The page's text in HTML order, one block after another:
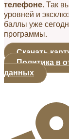
телефоне. Так
уровней и
баллы уже
программы.
Скачать
Политика в
данных